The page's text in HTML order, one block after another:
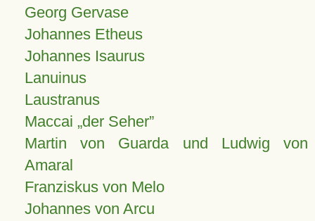
Georg Gervase
Johannes Etheus
Johannes Isaurus
Lanuinus
Laustranus
Maccai „der Seher”
Martin von Guarda und Ludwig von
Amaral
Franziskus von Melo
Johannes von Arcu